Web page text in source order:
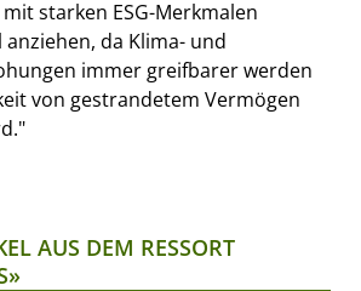
starken ESG-Merkmalen
da Klima- und
immer greifbarer werden
von gestrandetem Vermögen
AUS DEM RESSORT